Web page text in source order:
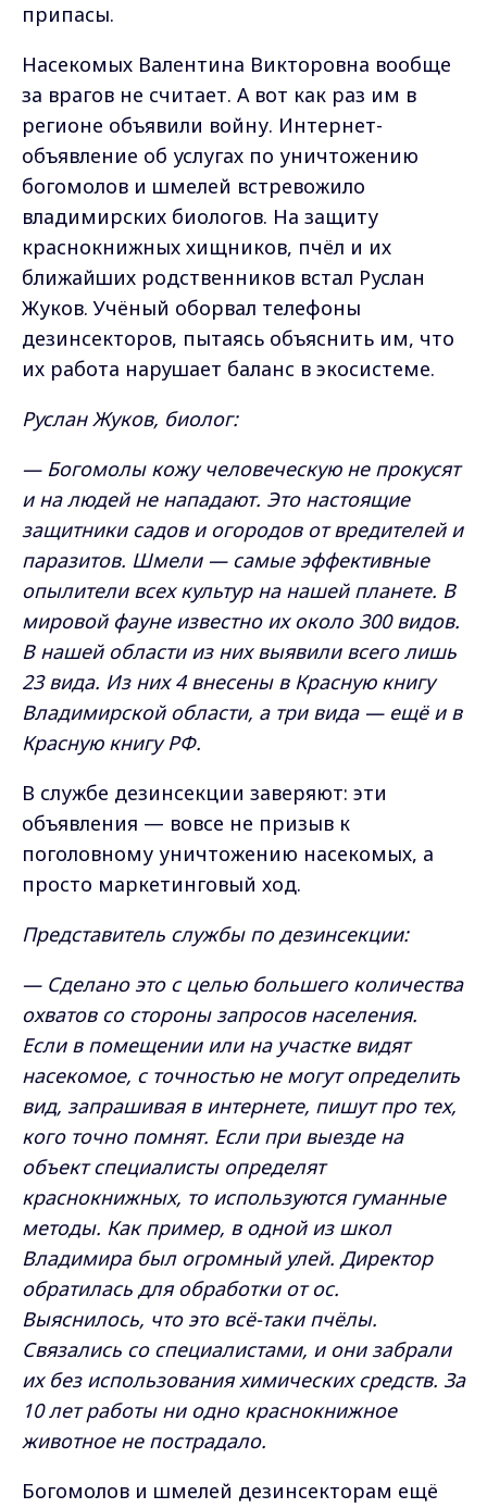
припасы.
Насекомых Валентина Викторовна вообще
за врагов не считает. А вот как раз им в
регионе объявили войну. Интернет-
объявление об услугах по уничтожению
богомолов и шмелей встревожило
владимирских биологов. На защиту
краснокнижных хищников, пчёл и их
ближайших родственников встал Руслан
Жуков. Учёный оборвал телефоны
дезинсекторов, пытаясь объяснить им, что
их работа нарушает баланс в экосистеме.
Руслан Жуков, биолог:
— Богомолы кожу человеческую не прокусят
и на людей не нападают. Это настоящие
защитники садов и огородов от вредителей и
паразитов. Шмели — самые эффективные
опылители всех культур на нашей планете. В
мировой фауне известно их около 300 видов.
В нашей области из них выявили всего лишь
23 вида. Из них 4 внесены в Красную книгу
Владимирской области, а три вида — ещё и в
Красную книгу РФ.
В службе дезинсекции заверяют: эти
объявления — вовсе не призыв к
поголовному уничтожению насекомых, а
просто маркетинговый ход.
Представитель службы по дезинсекции:
— Сделано это с целью большего количества
охватов со стороны запросов населения.
Если в помещении или на участке видят
насекомое, с точностью не могут определить
вид, запрашивая в интернете, пишут про тех,
кого точно помнят. Если при выезде на
объект специалисты определят
краснокнижных, то используются гуманные
методы. Как пример, в одной из школ
Владимира был огромный улей. Директор
обратилась для обработки от ос.
Выяснилось, что это всё-таки пчёлы.
Связались со специалистами, и они забрали
их без использования химических средств. За
10 лет работы ни одно краснокнижное
животное не пострадало.
Богомолов и шмелей дезинсекторам ещё